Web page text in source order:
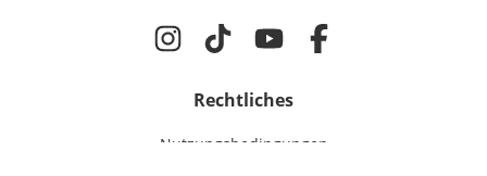
Rechtliches
Nutzungsbedingungen